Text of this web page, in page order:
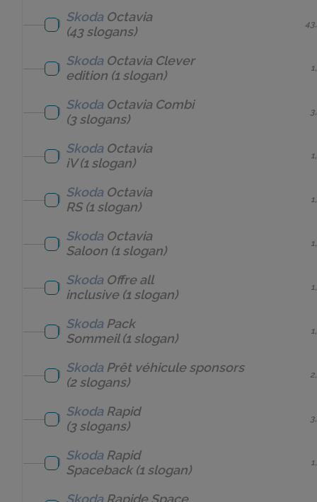
Skoda Octavia
(43 slogans)
Skoda Octavia Clever
edition (1 slogan)
Skoda Octavia Combi
(3 slogans)
Skoda Octavia
iV(1 slogan)
Skoda Octavia
RS(1 slogan)
Skoda Octavia
Saloon (1 slogan)
Skoda Offre all
inclusive(1 slogan)
Skoda Pack
Sommeil(1 slogan)
Skoda Prêt véhicule sponsors
(2 slogans)
Skoda Rapid
(3 slogans)
Skoda Rapid
Spaceback(1 slogan)
Skoda Rapide Space